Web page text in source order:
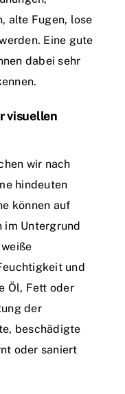
alte Fugen, lose
Eine gute
dabei sehr
visuellen
wir nach
hindeuten
können auf
im Untergrund
und
Öl, Fett oder
der
beschädigte
oder saniert